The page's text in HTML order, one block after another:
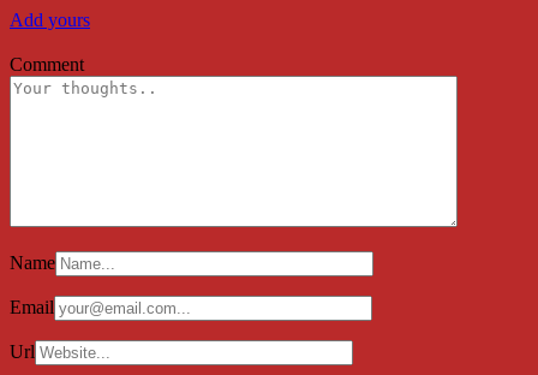
Add yours
Comment
Name
Email
Url